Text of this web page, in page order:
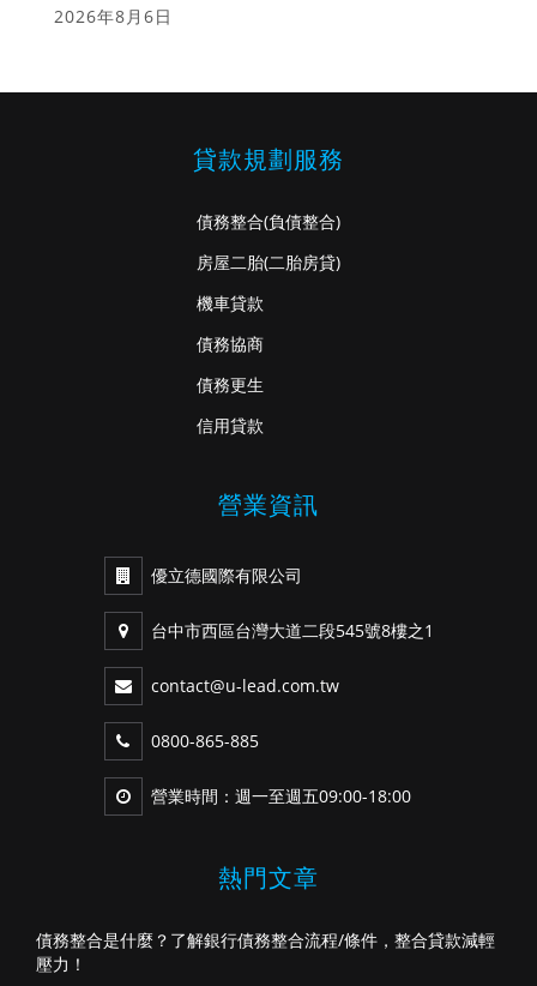
2026年8月6日
貸款規劃服務
債務整合(負債整合)
房屋二胎(二胎房貸)
機車貸款
債務協商
債務更生
信用貸款
營業資訊
優立德國際有限公司
台中市西區台灣大道二段545號8樓之1
contact@u-lead.com.tw
0800-865-885
營業時間：週一至週五09:00-18:00
熱門文章
債務整合是什麼？了解銀行債務整合流程/條件，整合貸款減輕
壓力！